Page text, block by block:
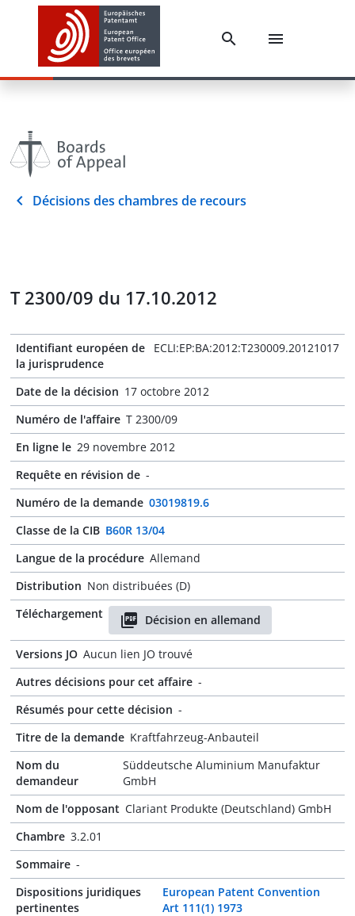
Décisions des chambres de recours
T 2300/09 du 17.10.2012
Identifiant européen de
la jurisprudence
ECLI:EP:BA:2012:T230009.20121017
Date de la décision 17 octobre 2012
Numéro de l'affaire T 2300/09
En ligne le 29 novembre 2012
Requête en révision de -
Numéro de la demande 03019819.6
Classe de la CIB B60R 13/04
Langue de la procédure Allemand
Distribution Non distribuées (D)
Téléchargement
Décision en allemand
Versions JO Aucun lien JO trouvé
Autres décisions pour cet affaire -
Résumés pour cette décision -
Titre de la demande Kraftfahrzeug-Anbauteil
Nom du
demandeur
Süddeutsche Aluminium Manufaktur
GmbH
Nom de l'opposant Clariant Produkte (Deutschland) GmbH
Chambre 3.2.01
Sommaire -
Dispositions juridiques
pertinentes
European Patent Convention
Art 111(1) 1973